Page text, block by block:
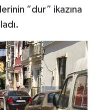
“dur” ikazına